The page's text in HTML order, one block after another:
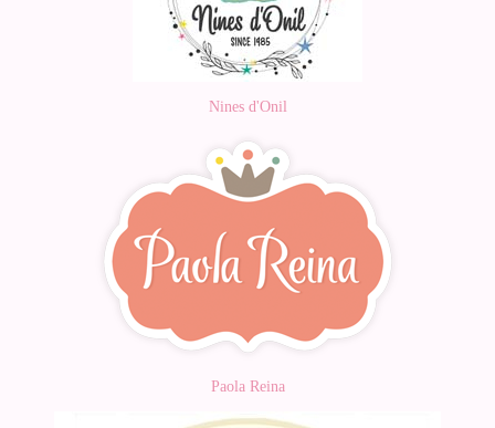
Nines d'Onil
Paola Reina